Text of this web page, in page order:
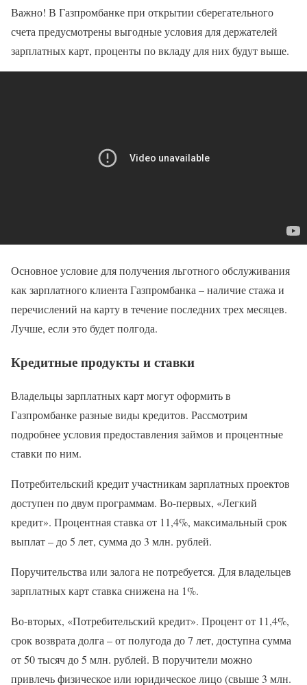
Важно! В Газпромбанке при открытии сберегательного
счета предусмотрены выгодные условия для держателей
зарплатных карт, проценты по вкладу для них будут выше.
Основное условие для получения льготного обслуживания
как зарплатного клиента Газпромбанка – наличие стажа и
перечислений на карту в течение последних трех месяцев.
Лучше, если это будет полгода.
Кредитные продукты и ставки
Владельцы зарплатных карт могут оформить в
Газпромбанке разные виды кредитов. Рассмотрим
подробнее условия предоставления займов и процентные
ставки по ним.
Потребительский кредит участникам зарплатных проектов
доступен по двум программам. Во-первых, «Легкий
кредит». Процентная ставка от 11,4%, максимальный срок
выплат – до 5 лет, сумма до 3 млн. рублей.
Поручительства или залога не потребуется. Для владельцев
зарплатных карт ставка снижена на 1%.
Во-вторых, «Потребительский кредит». Процент от 11,4%,
срок возврата долга – от полугода до 7 лет, доступна сумма
от 50 тысяч до 5 млн. рублей. В поручители можно
привлечь физическое или юридическое лицо (свыше 3 млн.